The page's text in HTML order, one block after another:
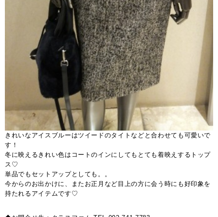
きれいなアイスブルーはツイードのタイトなどと合わせても可愛いで
す！
冬に映えるきれい色はコートのインにしてもとても着映えするトップ
ス♡
単品でもセットアップとしても。。
今からのお出かけに、またお正月など目上の方に会う時にも好印象を
持たれるアイテムです♡